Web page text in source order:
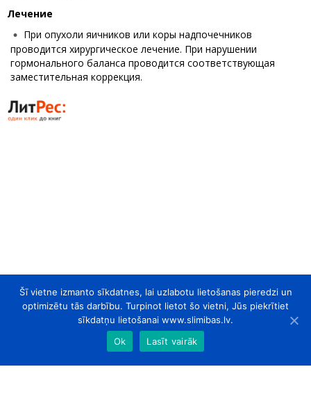
Лечение
При опухоли яичников или коры надпочечников
проводится хирургическое лечение. При нарушении
гормонального баланса проводится соответствующая
заместительная коррекция.
Šī vietne izmanto sīkdatnes, lai uzlabotu lietošanas pieredzi un
optimizētu tās darbību. Turpinot lietot šo vietni, Jūs piekrītiet
sīkdatņu lietošanai www.slimibas.lv.
Ok
Lasīt vairāk